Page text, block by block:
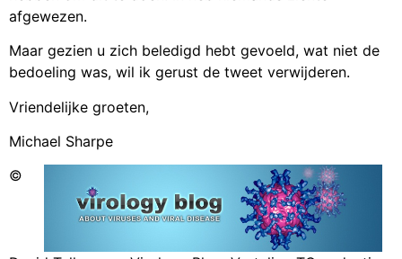
afgewezen.
Maar gezien u zich beledigd hebt gevoeld, wat niet de
bedoeling was, wil ik gerust de tweet verwijderen.
Vriendelijke groeten,
Michael Sharpe
©